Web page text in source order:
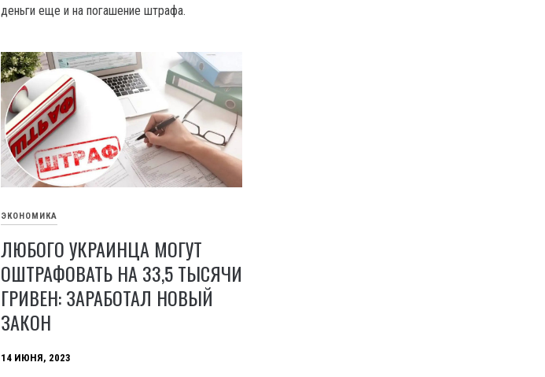
деньги еще и на погашение штрафа.
ЭКОНОМИКА
ЛЮБОГО УКРАИНЦА МОГУТ
ОШТРАФОВАТЬ НА 33,5 ТЫСЯЧИ
ГРИВЕН: ЗАРАБОТАЛ НОВЫЙ
ЗАКОН
14 ИЮНЯ, 2023